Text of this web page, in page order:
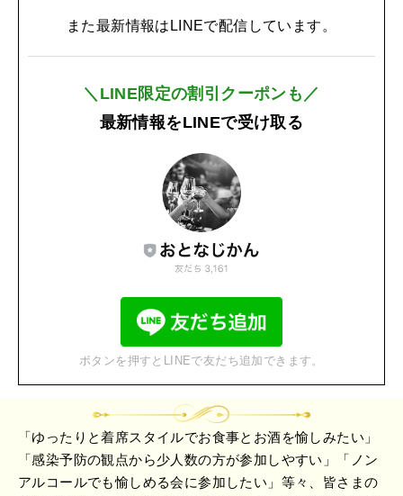
また最新情報はLINEで配信しています。
＼LINE限定の割引クーポンも／
最新情報をLINEで受け取る
ボタンを押すとLINEで友だち追加できます。
「ゆったりと着席スタイルでお食事とお酒を愉しみたい」
「感染予防の観点から少人数の方が参加しやすい」「ノン
アルコールでも愉しめる会に参加したい」等々、皆さまの